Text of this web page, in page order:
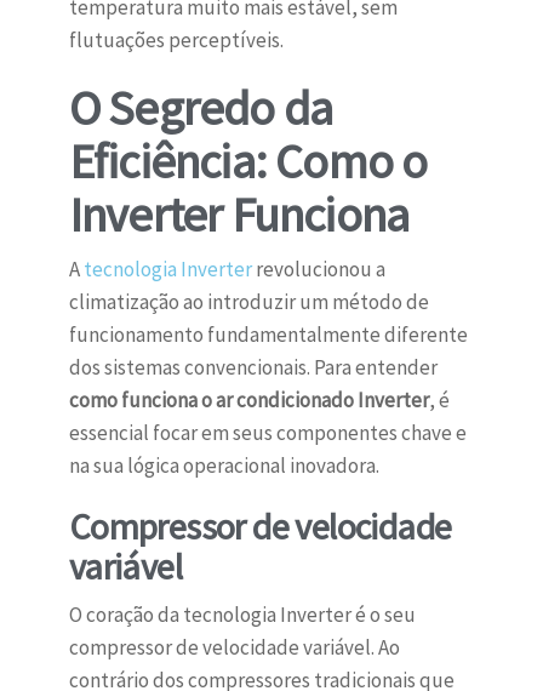
temperatura muito mais estável, sem
flutuações perceptíveis.
O Segredo da
Eficiência: Como o
Inverter Funciona
Atecnologia Inverterrevolucionou a
climatização ao introduzir um método de
funcionamento fundamentalmente diferente
dos sistemas convencionais. Para entender
como funciona o ar condicionado Inverter, é
essencial focar em seus componentes chave e
na sua lógica operacional inovadora.
Compressor de velocidade
variável
O coração da tecnologia Inverter é o seu
compressor de velocidade variável. Ao
contrário dos compressores tradicionais que